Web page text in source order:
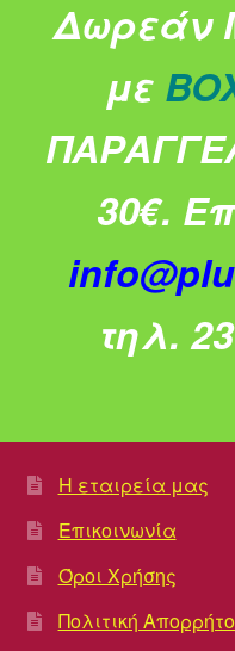
Δωρεάν
με
30€.
τηλ.
Η εταιρεία μας
Επικοινωνία
Όροι Χρήσης
Πολιτική